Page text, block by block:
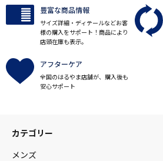
豊富な商品情報
サイズ詳細・ディテールなどお客
様の購入をサポート！商品により
店頭在庫も表示。
アフターケア
全国のはるやま店舗が、購入後も
安心サポート
カテゴリー
メンズ